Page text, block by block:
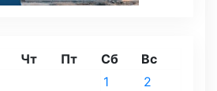
Чт Пт Сб Вс
1
2